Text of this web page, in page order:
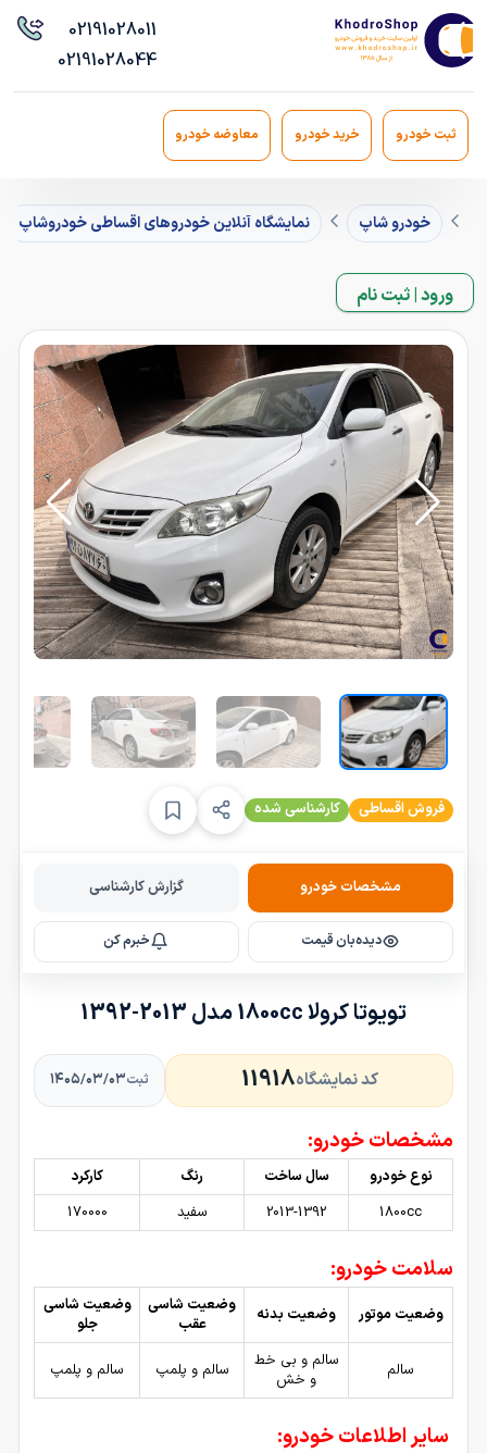
02191028011
02191028044
ثبت خودرو خرید خودرو معاوضه خودرو
خودرو شاپ نمایشگاه آنلاین خودروهای اقساطی خودروشاپ
ورود | ثبت نام
فروش اقساطی کارشناسی شده
مشخصات خودرو گزارش کارشناسی
دیده‌بان قیمت خبرم کن
تویوتا کرولا 1800cc مدل 2013-1392
کد نمایشگاه11918 ثبت۱۴۰۵/۰۳/۰۳
مشخصات خودرو:
نوع خودرو سال ساخت رنگ
کارکرد
1800cc
2013-1392 سفید 170000
سلامت خودرو:
وضعیت موتور وضعیت بدنه
وضعیت شاسی
عقب
وضعیت شاسی
جلو
سالم
سالم و بی خط
و خش
سالم و پلمپ سالم و پلمپ
سایر اطلاعات خودرو: